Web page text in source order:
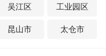
吴江区 工业园区
昆山市 太仓市